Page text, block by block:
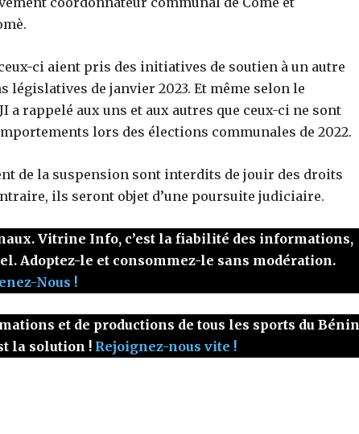
.
ci aient pris des initiatives de soutien à un autre
législatives de janvier 2023. Et même selon le
a rappelé aux uns et aux autres que ceux-ci ne sont
lors des élections communales de 2022.
de la suspension sont interdits de jouir des droits
ils seront objet d’une poursuite judiciaire.
Vitrine Info, c’est la fiabilité des informations,
Adoptez-le et consommez-le sans modération.
Nous !
et de productions de tous les sports du Bénin
la solution ! Rejoignez-nous vite !